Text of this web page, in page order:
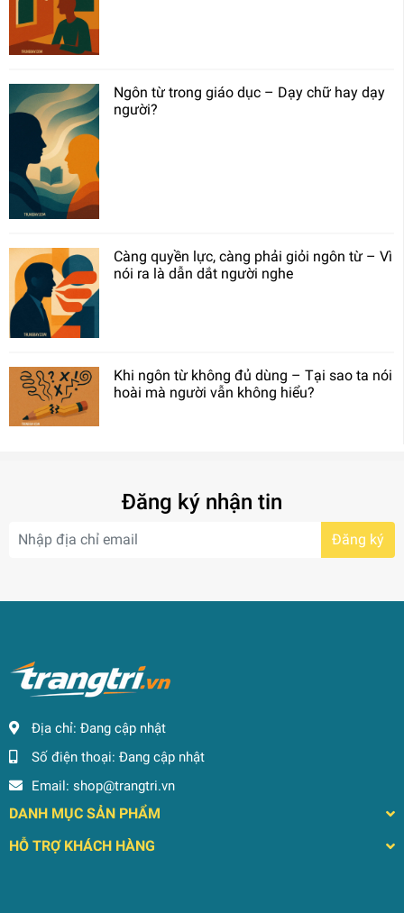
Ngôn từ trong giáo dục – Dạy chữ hay dạy
người?
Càng quyền lực, càng phải giỏi ngôn từ – Vì
nói ra là dẫn dắt người nghe
Khi ngôn từ không đủ dùng – Tại sao ta nói
hoài mà người vẫn không hiểu?
Đăng ký nhận tin
Đăng ký
Địa chỉ: Đang cập nhật
Số điện thoại: Đang cập nhật
Email: shop@trangtri.vn
DANH MỤC SẢN PHẨM
HỖ TRỢ KHÁCH HÀNG